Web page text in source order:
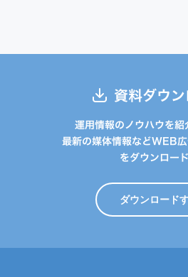
資料ダウ
運用情報のノウハウを紹
最新の媒体情報などWEB
をダウンロード
ダウンロード